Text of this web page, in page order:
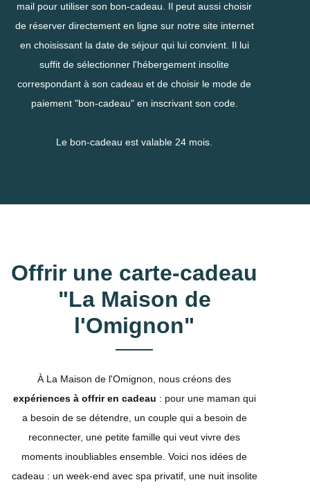
mail pour utiliser son bon-cadeau. Il peut aussi choisir
de réserver directement en ligne sur notre site internet
en choisissant la date de séjour qui lui convient. Il lui
suffit de sélectionner l'hébergement insolite
correspondant à son cadeau et de choisir le mode de
paiement "bon-cadeau" en inscrivant son code.
Offrir une carte-cadeau
"La Maison de
l'Omignon"
À La Maison de l'Omignon, nous créons des
expériences à offrir en cadeau : pour une maman qui
a besoin de se détendre, un couple qui a besoin de
reconnecter, une petite famille qui veut vivre des
moments inoubliables ensemble. Voici nos idées de
cadeau : un week-end avec spa privatif, une nuit insolite